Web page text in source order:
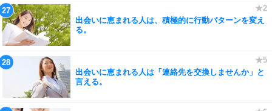
出会いに恵まれる人は、積極的に行動パターンを変え
る。
出会いに恵まれる人は「連絡先を交換しませんか」と
言える。